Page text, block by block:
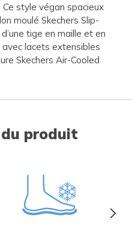
style végan spacieux
moulé Skechers Slip-
tige en maille et en
lacets extensibles
Skechers Air-Cooled
produit